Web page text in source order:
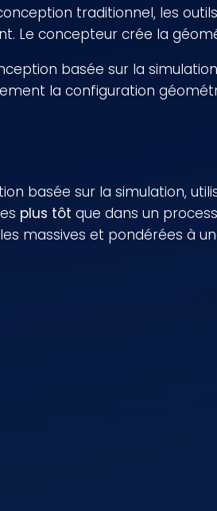
traditionnel, les
Le concepteur crée la
basée sur la
la configuration
basée sur la simulation,
plus tôt que dans un
massives et pondérées à